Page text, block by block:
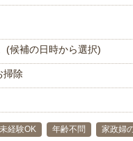
(候補の日時から選択)
掃除
未経験OK 年齢不問
家政婦